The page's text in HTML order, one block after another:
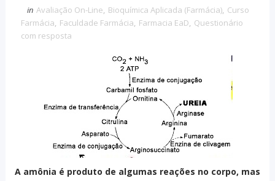
in Avaliação On-Line, Bioquímica Aplicada (Farmácia), Curso
Farmácia, Faculdade Farmácia, Farmacia EaD, Questionário
com resposta
A amônia é produto de algumas reações no corpo, mas